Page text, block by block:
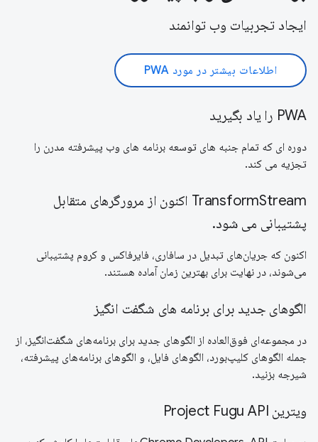
ایجاد تجربیات وب توانمند
اطلاعات بیشتر در مورد PWA
PWA را یاد بگیرید
دوره ای که تمام جنبه های توسعه برنامه های وب پیشرفته مدرن را
تجزیه می کند.
TransformStream اکنون از مرورگرهای متقابل
پشتیبانی می شود.
اکنون که جریان‌های تبدیل در سافاری، فایرفاکس و کروم پشتیبانی
می‌شوند، در نهایت برای بهترین زمان آماده هستند.
الگوهای جدید برای برنامه های شگفت انگیز
در مجموعه‌ای فوق‌العاده از الگوهای جدید برای برنامه‌های شگفت‌انگیز، از
جمله الگوهای کلیپ‌بورد، الگوهای فایل، و الگوهای برنامه‌های پیشرفته،
شیرجه بزنید.
ویترین Project Fugu API